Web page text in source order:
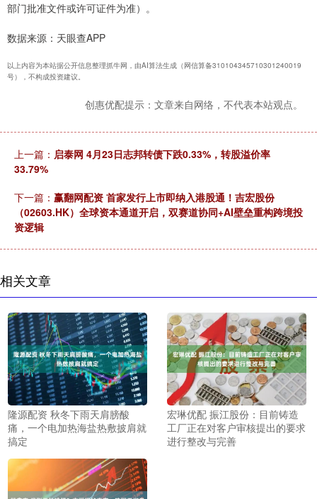
部门批准文件或许可证件为准）。
数据来源：天眼查APP
以上内容为本站据公开信息整理抓牛网，由AI算法生成（网信算备310104345710301240019
号），不构成投资建议。
创惠优配提示：文章来自网络，不代表本站观点。
上一篇： 启泰网 4月23日志邦转债下跌0.33%，转股溢价率
33.79%
下一篇： 赢翻网配资 首家发行上市即纳入港股通！吉宏股份
（02603.HK）全球资本通道开启，双赛道协同+AI壁垒重构跨境投
资逻辑
相关文章
隆源配资 秋冬下雨天肩膀酸
痛，一个电加热海盐热敷披肩就
搞定
宏琳优配 振江股份：目前铸造
工厂正在对客户审核提出的要求
进行整改与完善